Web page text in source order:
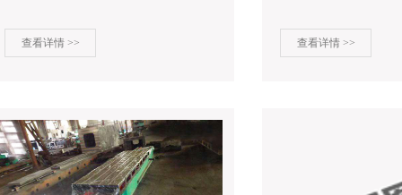
孔车端面头等各种部件。...
查看详情 >>
动，再加上变速箱的作用
运行速度。...
查看详情 >>